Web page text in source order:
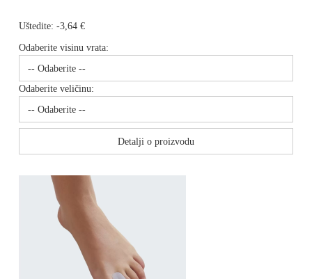
Uštedite: -3,64 €
Odaberite visinu vrata:
Odaberite veličinu:
Detalji o proizvodu